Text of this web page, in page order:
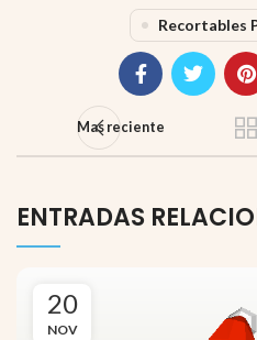
Recortables
Mas reciente
ENTRADAS
20
NOV